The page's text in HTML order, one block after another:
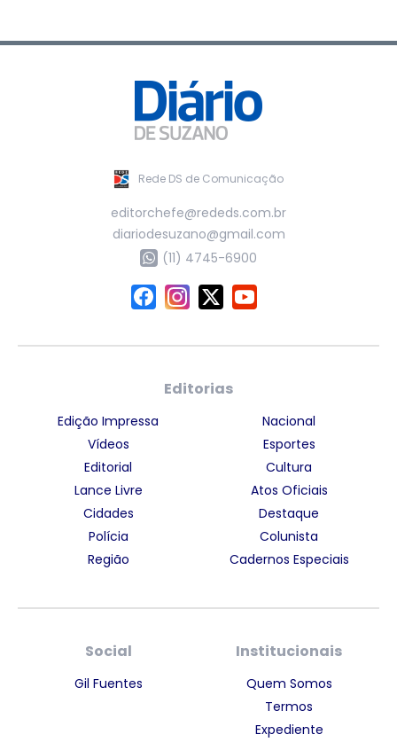
Rede DS de Comunicação
editorchefe@rededs.com.br
diariodesuzano@gmail.com
(11) 4745-6900
Editorias
Edição Impressa
Vídeos
Editorial
Lance Livre
Cidades
Polícia
Região
Nacional
Esportes
Cultura
Atos Oficiais
Destaque
Colunista
Cadernos Especiais
Social
Gil Fuentes
Institucionais
Quem Somos
Termos
Expediente